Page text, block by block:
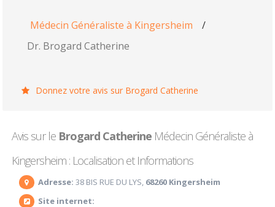
Médecin Généraliste à Kingersheim
/
Dr. Brogard Catherine
Donnez votre avis sur Brogard Catherine
Avis sur le Brogard Catherine Médecin Généraliste à
Kingersheim : Localisation et Informations
Adresse: 38 BIS RUE DU LYS, 68260 Kingersheim
Site internet: